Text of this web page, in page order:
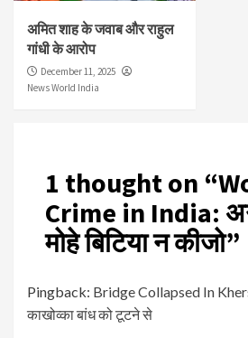
अमित शाह के जवाब और राहुल
गांधी के आरोप
December 11, 2025
News World India
1 thought on “
Crime in India:
मोहे बिटिया न कीजो”
Pingback: Bridge Collapsed In
काखोव्का बांध को टूटने से